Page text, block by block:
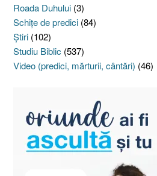
Roada Duhului (3)
Schiţe de predici (84)
Ştiri (102)
Studiu Biblic (537)
Video (predici, mărturii, cântări) (46)